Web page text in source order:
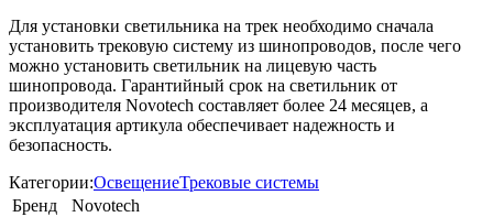
Для установки светильника на трек необходимо сначала
установить трековую систему из шинопроводов, после чего
можно установить светильник на лицевую часть
шинопровода. Гарантийный срок на светильник от
производителя Novotech составляет более 24 месяцев, а
эксплуатация артикула обеспечивает надежность и
безопасность.
Категории:ОсвещениеТрековые системы
Бренд
Novotech